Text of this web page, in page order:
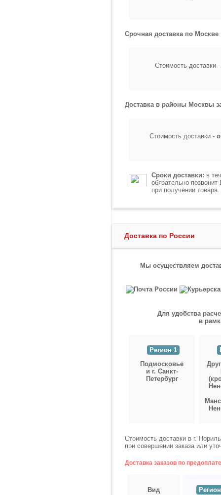
Срочная доставка по Москве
Стоимость доставки
Доставка в районы Москвы
Стоимость доставки -
Сроки доставки: в
обязательно
при получении товара.
Доставка по России
Мы осуществляем
Для удобства
в
Регион 1
Подмосковье
и г. Санкт-
Петербург
Стоимость доставки в г.
при совершении заказа или
Доставка заказов по предоплате
Вид